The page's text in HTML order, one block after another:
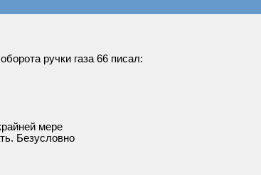
ручки газа 66 писал:
мере
Безусловно